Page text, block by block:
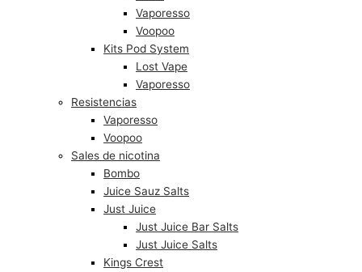
Vaporesso
Voopoo
Kits Pod System
Lost Vape
Vaporesso
Resistencias
Vaporesso
Voopoo
Sales de nicotina
Bombo
Juice Sauz Salts
Just Juice
Just Juice Bar Salts
Just Juice Salts
Kings Crest